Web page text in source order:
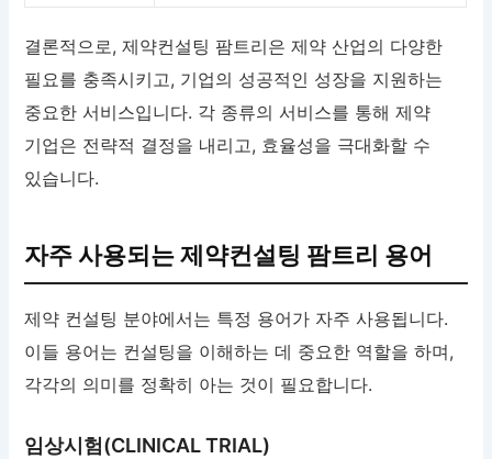
결론적으로, 제약컨설팅 팜트리은 제약 산업의 다양한
필요를 충족시키고, 기업의 성공적인 성장을 지원하는
중요한 서비스입니다. 각 종류의 서비스를 통해 제약
기업은 전략적 결정을 내리고, 효율성을 극대화할 수
있습니다.
자주 사용되는 제약컨설팅 팜트리 용어
제약 컨설팅 분야에서는 특정 용어가 자주 사용됩니다.
이들 용어는 컨설팅을 이해하는 데 중요한 역할을 하며,
각각의 의미를 정확히 아는 것이 필요합니다.
임상시험(CLINICAL TRIAL)